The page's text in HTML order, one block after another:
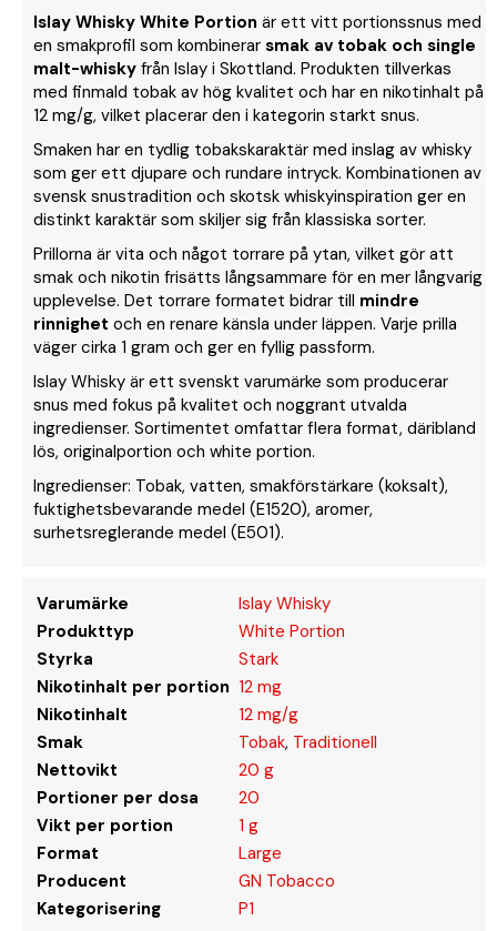
Islay Whisky White Portion är ett vitt portionssnus med
en smakprofil som kombinerar smak av tobak och single
malt-whisky från Islay i Skottland. Produkten tillverkas
med finmald tobak av hög kvalitet och har en nikotinhalt på
12 mg/g, vilket placerar den i kategorin starkt snus.
Smaken har en tydlig tobakskaraktär med inslag av whisky
som ger ett djupare och rundare intryck. Kombinationen av
svensk snustradition och skotsk whiskyinspiration ger en
distinkt karaktär som skiljer sig från klassiska sorter.
Prillorna är vita och något torrare på ytan, vilket gör att
smak och nikotin frisätts långsammare för en mer långvarig
upplevelse. Det torrare formatet bidrar till mindre
rinnighet och en renare känsla under läppen. Varje prilla
väger cirka 1 gram och ger en fyllig passform.
Islay Whisky är ett svenskt varumärke som producerar
snus med fokus på kvalitet och noggrant utvalda
ingredienser. Sortimentet omfattar flera format, däribland
lös, originalportion och white portion.
Ingredienser: Tobak, vatten, smakförstärkare (koksalt),
fuktighetsbevarande medel (E1520), aromer,
surhetsreglerande medel (E501).
Varumärke
Islay Whisky
Produkttyp
White Portion
Styrka
Stark
Nikotinhalt per portion 12 mg
Nikotinhalt
12 mg/g
Smak
Tobak, Traditionell
Nettovikt
20 g
Portioner per dosa
20
Vikt per portion
1 g
Format
Large
Producent
GN Tobacco
Kategorisering
P1